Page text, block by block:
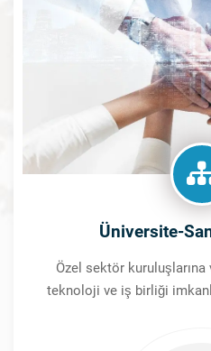
Üniversite-
Özel sektör kuruluşlarına
teknoloji ve iş birliği